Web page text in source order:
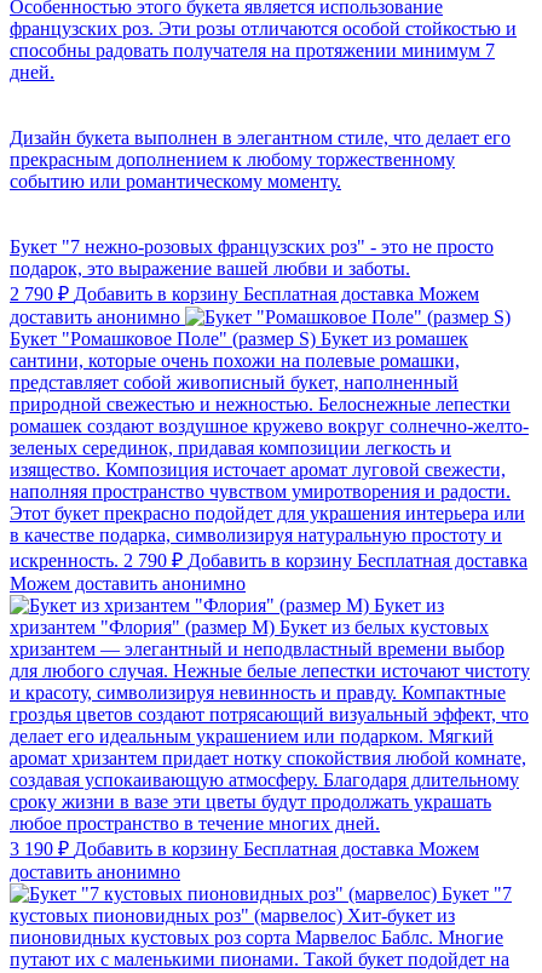
Особенностью этого букета является использование
французских роз. Эти розы отличаются особой стойкостью и
способны радовать получателя на протяжении минимум 7
дней.
Дизайн букета выполнен в элегантном стиле, что делает его
прекрасным дополнением к любому торжественному
событию или романтическому моменту.
Букет "7 нежно-розовых французских роз" - это не просто
подарок, это выражение вашей любви и заботы.
2 790 ₽ Добавить в корзину Бесплатная доставка Можем
доставить анонимно
Букет "Ромашковое Поле" (размер S) Букет из ромашек
сантини, которые очень похожи на полевые ромашки,
представляет собой живописный букет, наполненный
природной свежестью и нежностью. Белоснежные лепестки
ромашек создают воздушное кружево вокруг солнечно-желто-
зеленых серединок, придавая композиции легкость и
изящество. Композиция источает аромат луговой свежести,
наполняя пространство чувством умиротворения и радости.
Этот букет прекрасно подойдет для украшения интерьера или
в качестве подарка, символизируя натуральную простоту и
искренность. 2 790 ₽ Добавить в корзину Бесплатная доставка
Можем доставить анонимно
Букет из
хризантем "Флория" (размер M) Букет из белых кустовых
хризантем — элегантный и неподвластный времени выбор
для любого случая. Нежные белые лепестки источают чистоту
и красоту, символизируя невинность и правду. Компактные
гроздья цветов создают потрясающий визуальный эффект, что
делает его идеальным украшением или подарком. Мягкий
аромат хризантем придает нотку спокойствия любой комнате,
создавая успокаивающую атмосферу. Благодаря длительному
сроку жизни в вазе эти цветы будут продолжать украшать
любое пространство в течение многих дней.
3 190 ₽ Добавить в корзину Бесплатная доставка Можем
доставить анонимно
Букет "7
кустовых пионовидных роз" (марвелос) Хит-букет из
пионовидных кустовых роз сорта Марвелос Баблс. Многие
путают их с маленькими пионами. Такой букет подойдет на